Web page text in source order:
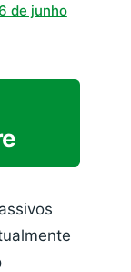
de junho